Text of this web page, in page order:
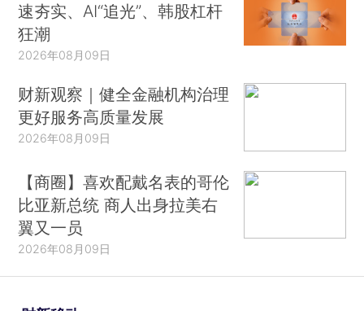
速夯实、AI“追光”、韩股杠杆
狂潮
2026年08月09日
财新观察｜健全金融机构治理
更好服务高质量发展
2026年08月09日
【商圈】喜欢配戴名表的哥伦
比亚新总统 商人出身拉美右
翼又一员
2026年08月09日